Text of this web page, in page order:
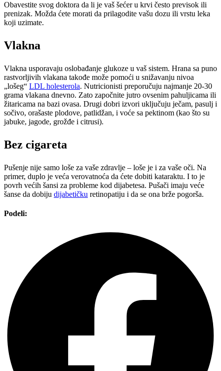
Obavestite svog doktora da li je vaš šećer u krvi često previsok ili
prenizak. Možda ćete morati da prilagodite vašu dozu ili vrstu leka
koji uzimate.
Vlakna
Vlakna usporavaju oslobađanje glukoze u vaš sistem. Hrana sa puno
rastvorljivih vlakana takođe može pomoći u snižavanju nivoa
„lošeg“ LDL holesterola. Nutricionisti preporučuju najmanje 20-30
grama vlakana dnevno. Zato započnite jutro ovsenim pahuljicama ili
žitaricama na bazi ovasa. Drugi dobri izvori uključuju ječam, pasulj i
sočivo, orašaste plodove, patlidžan, i voće sa pektinom (kao što su
jabuke, jagode, grožđe i citrusi).
Bez cigareta
Pušenje nije samo loše za vaše zdravlje – loše je i za vaše oči. Na
primer, duplo je veća verovatnoća da ćete dobiti kataraktu. I to je
povrh većih šansi za probleme kod dijabetesa. Pušači imaju veće
šanse da dobiju dijabetičku retinopatiju i da se ona brže pogorša.
Podeli: